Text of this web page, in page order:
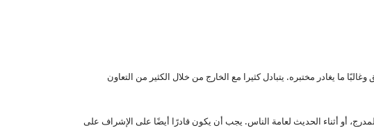
ما يغادر مختبره. يتبادل كثيرا مع الخارج من خلال الكثير من التعاون
أو أثناء الحديث لعامة الناس. يجب أن يكون قادرًا أيضًا على الإشراف على